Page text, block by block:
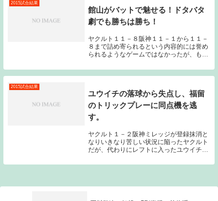
2015試合結果
館山がバットで魅せる！ドタバタ
劇でも勝ちは勝ち！
ヤクルト１１－８阪神１１－１から１１－
８まで詰め寄られるという内容的には誉め
られるようなゲームではなかったが、もう
る。前カードの巨人戦3連勝に続いて、甲
子園での阪神との3連戦も2勝1敗で勝ち越
2015試合結果
ユウイチの落球から失点し、福留
のトリックプレーに同点機を逃
す。
ヤクルト１－２阪神ミレッジが登録抹消と
なりいきなり苦しい状況に陥ったヤクルト
だが、代わりにレフトに入ったユウイチの
では阪神のライト福留のトリックプレーに